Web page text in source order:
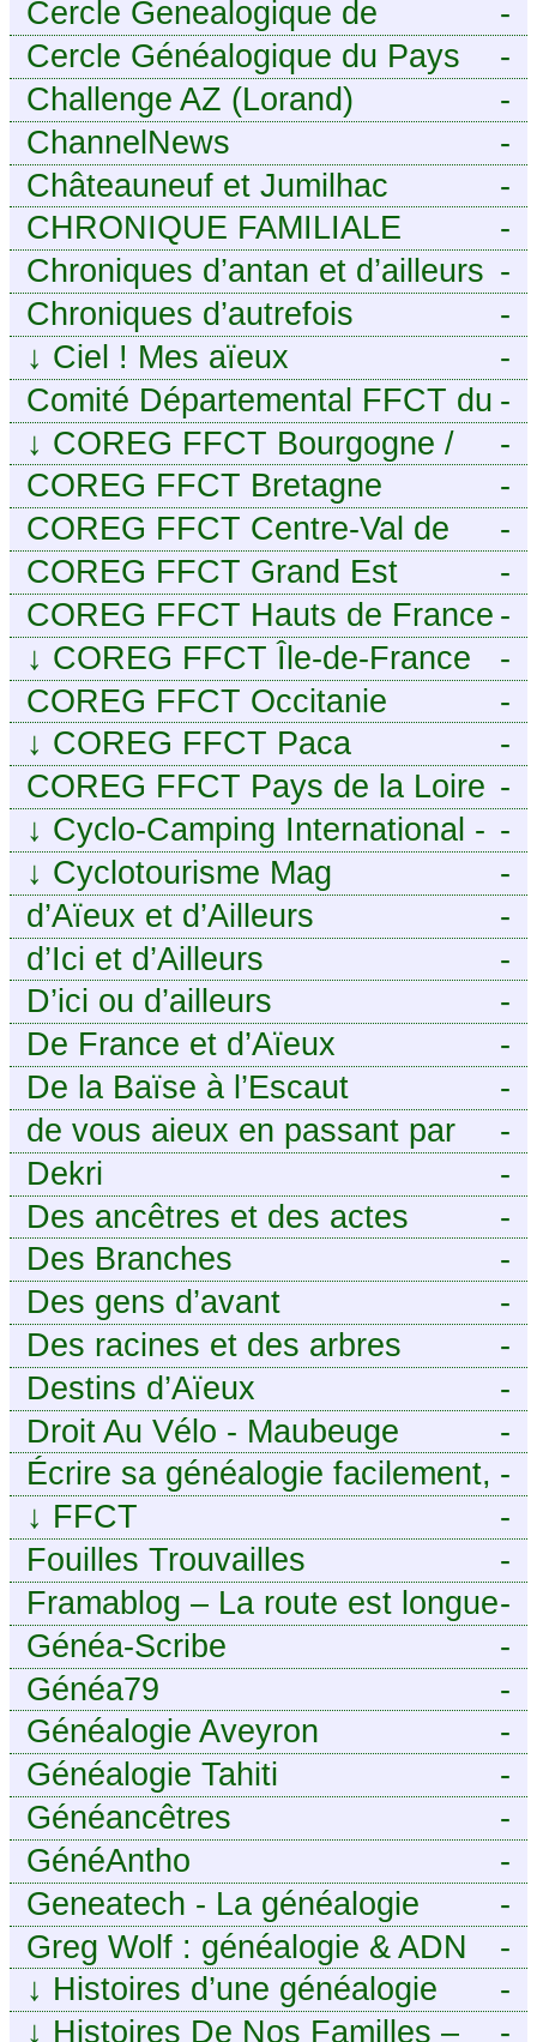
-
Cercle Genealogique de
l’Aveyron
-
Cercle Généalogique du Pays
de Caux - Seine-Maritime
-
Challenge AZ (Lorand)
-
ChannelNews
-
Châteauneuf et Jumilhac
-
CHRONIQUE FAMILIALE
-
Chroniques d’antan et d’ailleurs
-
Chroniques d’autrefois
-
↓ Ciel ! Mes aïeux
-
Comité Départemental FFCT du
Cher
-
↓ COREG FFCT Bourgogne /
Franche-Comté
-
COREG FFCT Bretagne
-
COREG FFCT Centre-Val de
Loire
-
COREG FFCT Grand Est
-
COREG FFCT Hauts de France
-
↓ COREG FFCT Île-de-France
-
COREG FFCT Occitanie
-
↓ COREG FFCT Paca
-
COREG FFCT Pays de la Loire
-
↓ Cyclo-Camping International -
Le voyage à vélo
-
↓ Cyclotourisme Mag
-
d’Aïeux et d’Ailleurs
-
d’Ici et d’Ailleurs
-
D’ici ou d’ailleurs
-
De France et d’Aïeux
-
De la Baïse à l’Escaut
-
de vous aieux en passant par
moi
-
Dekri
-
Des ancêtres et des actes
-
Des Branches
-
Des gens d’avant
-
Des racines et des arbres
-
Destins d’Aïeux
-
Droit Au Vélo - Maubeuge
Sambre-Avesnois
-
Écrire sa généalogie facilement,
sans stress avec Généalordi
-
↓ FFCT
-
Fouilles Trouvailles
-
Framablog – La route est longue
mais la voie est libre…
-
Généa-Scribe
-
Généa79
-
Généalogie Aveyron
-
Généalogie Tahiti
-
Généancêtres
-
GénéAntho
-
Geneatech - La généalogie
numérique à portée de tous
-
Greg Wolf : généalogie & ADN
-
↓ Histoires d’une généalogie
Léonarde
-
↓ Histoires De Nos Familles –